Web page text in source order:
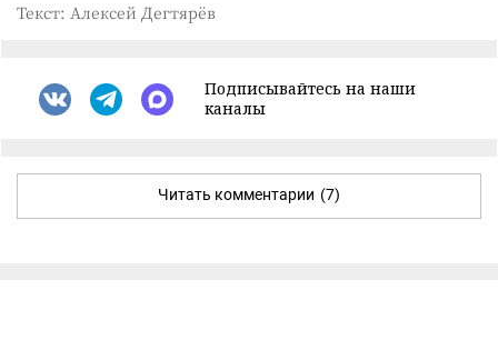
Текст: Алексей Дегтярёв
Подписывайтесь на наши
каналы
Читать комментарии (7)